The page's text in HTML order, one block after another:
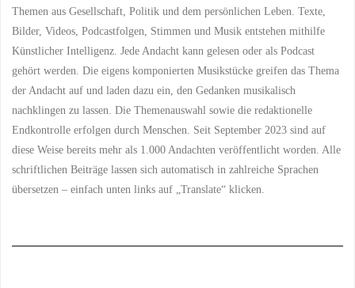
Themen aus Gesellschaft, Politik und dem persönlichen Leben. Texte,
Bilder, Videos, Podcastfolgen, Stimmen und Musik entstehen mithilfe
Künstlicher Intelligenz. Jede Andacht kann gelesen oder als Podcast
gehört werden. Die eigens komponierten Musikstücke greifen das Thema
der Andacht auf und laden dazu ein, den Gedanken musikalisch
nachklingen zu lassen. Die Themenauswahl sowie die redaktionelle
Endkontrolle erfolgen durch Menschen. Seit September 2023 sind auf
diese Weise bereits mehr als 1.000 Andachten veröffentlicht worden. Alle
schriftlichen Beiträge lassen sich automatisch in zahlreiche Sprachen
übersetzen – einfach unten links auf „Translate“ klicken.